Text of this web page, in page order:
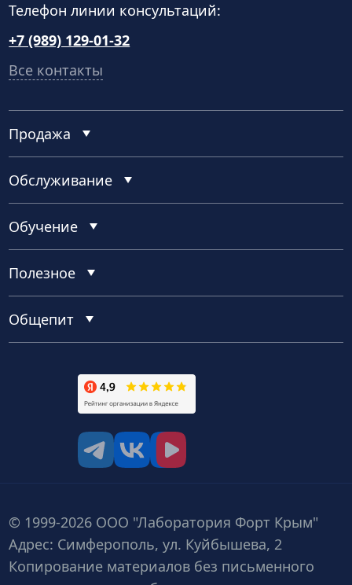
Телефон линии консультаций:
+7 (989) 129-01-32
Все контакты
Продажа
Обслуживание
Обучение
Полезное
Общепит
© 1999-2026 ООО "Лаборатория Форт Крым"
Адрес: Симферополь, ул. Куйбышева, 2
Копирование материалов без письменного